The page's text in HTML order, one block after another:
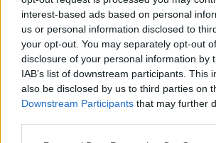
interest-based ads based on personal
us or personal information disclosed to
your opt-out. You may separately opt-out
disclosure of your personal information by
IAB’s list of downstream participants. This
also be disclosed by us to third parties on
Downstream Participants that may further
επέτρεψαν στον Χίτσκοκ να
λιγότερο γνωστά πρόσωπα από
γεγονός που λειτούργησε
κατεύθυνση της πιο σκληρής
της ταινίας.
«Δεν έχει κανένα αστέρι που
στα πόδια τουΧόλιγουντ.